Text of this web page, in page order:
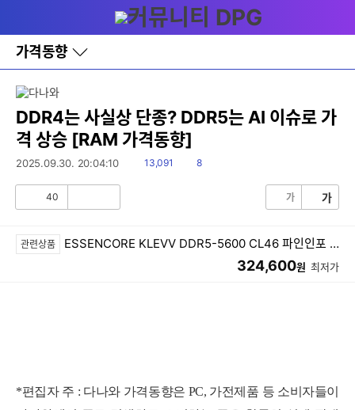
와
홈
가격동향
바
로
레
이
어
토
DDR4는 사실상 단종? DDR5는 AI 이슈로 가
격 상승 [RAM 가격동향]
2025.09.30. 20:04:10
읽
13,091
댓
8
공40 가 가
관련상품 ESSENCORE KLEVV DDR5-5600 CL46 파인인포 (16GB)
324,600원 최저가
*편집자 주 : 다나와 가격동향은 PC, 가전제품 등 소비자들이